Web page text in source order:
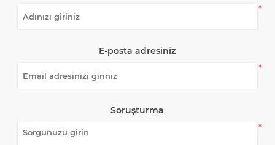
*
E-posta adresiniz
*
Soruşturma
*